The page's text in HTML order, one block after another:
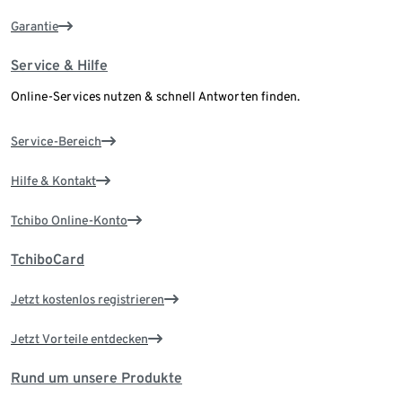
Garantie
Service & Hilfe
Online-Services nutzen & schnell Antworten finden.
Service-Bereich
Hilfe & Kontakt
Tchibo Online-Konto
TchiboCard
Jetzt kostenlos registrieren
Jetzt Vorteile entdecken
Rund um unsere Produkte